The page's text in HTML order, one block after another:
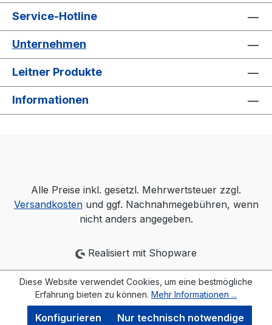
Service-Hotline
Unternehmen
Leitner Produkte
Informationen
Alle Preise inkl. gesetzl. Mehrwertsteuer zzgl.
Versandkostenund ggf. Nachnahmegebühren, wenn
nicht anders angegeben.
Realisiert mit Shopware
Diese Website verwendet Cookies, um eine bestmögliche
Erfahrung bieten zu können. Mehr Informationen ...
Nur technisch notwendige
Konfigurieren